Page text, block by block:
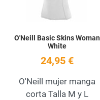
O'Neill Basic Skins Woman
White
24,95 €
O'Neill mujer manga
corta Talla M y L